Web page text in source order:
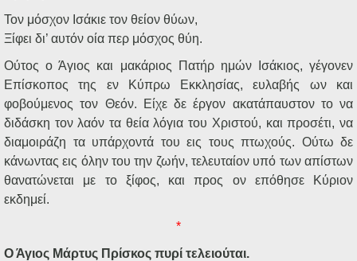
Τον μόσχον Ισάκιε τον θείον θύων,
Ξίφει δι’ αυτόν οία περ μόσχος θύη.
Ούτος ο Άγιος και μακάριος Πατήρ ημών Ισάκιος, γέγονεν
Επίσκοπος της εν Κύπρω Εκκλησίας, ευλαβής ων και
φοβούμενος τον Θεόν. Είχε δε έργον ακατάπαυστον το να
διδάσκη τον λαόν τα θεία λόγια του Χριστού, και προσέτι, να
διαμοιράζη τα υπάρχοντά του εις τους πτωχούς. Ούτω δε
κάνωντας εις όλην του την ζωήν, τελευταίον υπό των απίστων
θανατώνεται με το ξίφος, και προς ον επόθησε Κύριον
εκδημεί.
*
Ο Άγιος Μάρτυς Πρίσκος πυρί τελειούται.